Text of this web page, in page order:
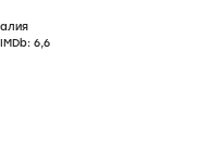
IMDb: 6,6